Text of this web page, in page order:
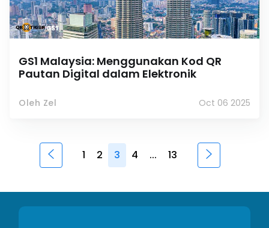
GS1 Malaysia: Menggunakan Kod QR
Pautan Digital dalam Elektronik
Oleh Zel Oct 06 2025
1 2 3 4 ... 13